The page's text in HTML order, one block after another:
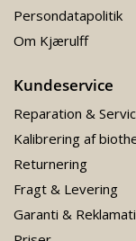
Persondatapolitik
Om Kjærulff
Kundeservice
Reparation &
Kalibrering af
Returnering
Fragt & Levering
Garanti &